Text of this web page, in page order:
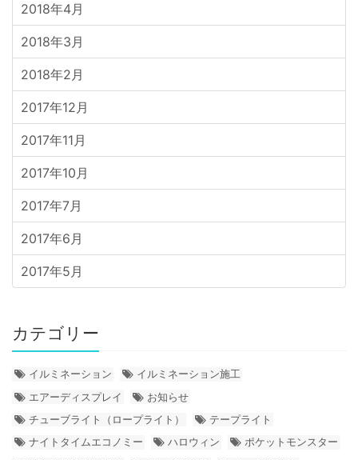
2018年4月
2018年3月
2018年2月
2017年12月
2017年11月
2017年10月
2017年7月
2017年6月
2017年5月
カテゴリー
イルミネーション
イルミネーション施工
エアーディスプレイ
お知らせ
チューブライト（ロープライト）
テープライト
ナイトタイムエコノミー
ハロウィン
ポケットモンスター